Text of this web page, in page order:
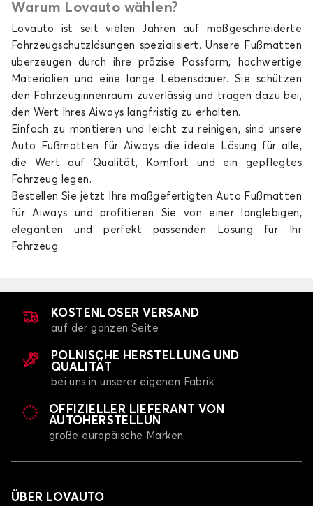
Warum Lovauto wählen?
Lovauto ist seit vielen Jahren auf maßgeschneiderte
Fahrzeugschutzlösungen spezialisiert. Unsere Fußmatten
überzeugen durch ihre präzise Passform, hochwertige
Materialien und eine lange Lebensdauer. Sie schützen
den Fahrzeuginnenraum zuverlässig und tragen dazu bei,
den Wert Ihres Aiways langfristig zu erhalten.
Einfach zu montieren und leicht zu reinigen, sind unsere
Auto Fußmatten für Aiways die ideale Lösung für alle,
die Wert auf Qualität, Komfort und ein gepflegtes
Fahrzeug legen.
Bestellen Sie jetzt Ihre maßgefertigten Auto Fußmatten
für Aiways und profitieren Sie von einer langlebigen,
eleganten und perfekt passenden Lösung für Ihr
Fahrzeug.
KOSTENLOSER VERSAND
auf der ganzen Seite
POLNISCHE HERSTELLUNG UND
QUALITÄT
bei uns in unserer eigenen Fabrik
OFFIZIELLER LIEFERANT VON
AUTOHERSTELLUN
große europäische Marken
ÜBER LOVAUTO